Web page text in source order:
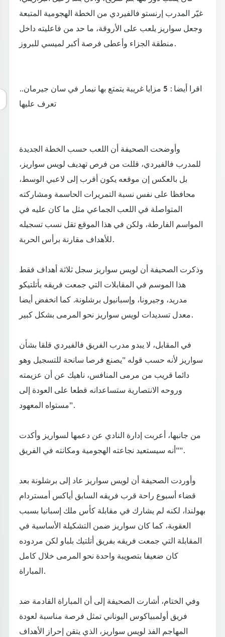
غيّر المدرب إرنستو فالفيردي من الخطة الهجومية المتبعة
وجعل سواريز يلعب على الأروقة، ما حد من فاعليته داخل
منطقة الجزاء وأعطى فرصة أكبر لميسي للبروز.
اقرا أيضا : 5 مزايا غريبة يتمتع بها نيمار في سان جيرمان..
تعرف عليها
وأوضحت الصحيفة أن اللعب حسب الخطة الجديدة
للمدرب فالفيردي، قللت من فرص تهديف لويس سواريز،
بل بالعكس إن موقعه يكون أقرب إلى لاعبي الوسط،
محافظا على نفس نسبة التمريرات الحاسمة ومشاركته
المتواصلة في اللعب الجماعي مثل ما كان عليه في
المواسم الفارطة، ولكن في هذا الموقع تقل نسب تسجيله
للأهداف مقارنة برأس الحربة.
وذكرت الصحيفة أن لويس سواريز سجل ثلاثة أهداف فقط
هذا الموسم في المقابلات التي جمعت فريقه بأتلتيكو
مدريد، وجيرونا، وإسبانيول برشلونة. كما انخفض أيضا
معدل تسديدات لويس سواريز نحو المرمى بشكل كبير.
في المقابل، لا يبدو مدرب الفريق فالفيردي قلقا بشأن
سواريز لأنه حسب قوله "يصنع فرصا سانحة للتسجيل وهو
دائما قريب من مرمى المنافس، ناهيك عن أن عزيمته
وروحه الانتصارية ستساعدانه قطعا على العودة إلى
مستواه المعهود".
من جانبها، أعربت إدارة النادي عن دعمها لسواريز وأكدت
"أنه سيستعيد نجاعته الهجومية ومكانته في الفريق".
وأوردت الصحيفة أن لويس سواريز عاد إلى برشلونة بعد
قضاء أسبوع راحة قرب فريقه السابق أياكس أمستردام
بهولندا، لكنه لم يشارك في مقابلة كأس ملك إسبانيا بسبب
العقوبة، كما كان سواريز ضمن التشكيلة الأساسية في
المقابلة التي جمعت فريقه بفريق أتلتيك بلباو لكن مردوده
كان ضعيفا بتصويبة واحدة نحو المرمى خلال كامل
المباراة.
وفي الختام، أشارت الصحيفة إلى أن المباراة القادمة ضد
فريق أولمبياكوس اليوناني تمثل فرصة مناسبة لعودة
المهاجم الفذ لويس سواريز، الذي يتقن إحراز الأهداف